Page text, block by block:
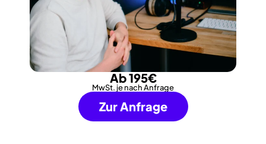
Ab 195€
MwSt. je nach Anfrage
Zur Anfrage